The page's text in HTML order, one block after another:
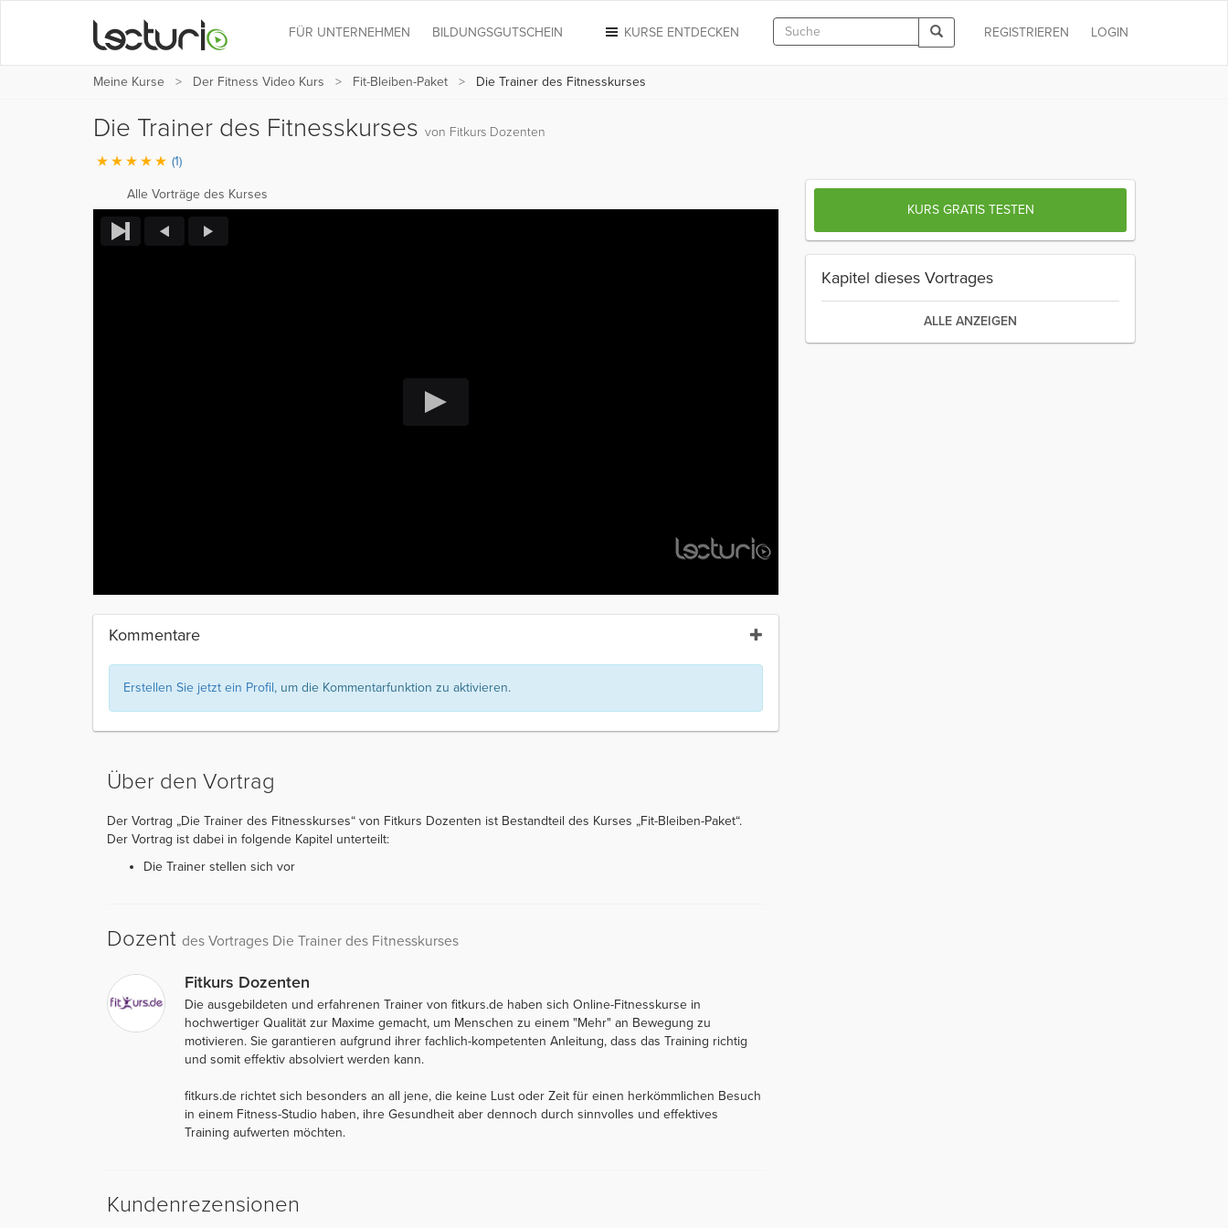
LOGIN
REGISTRIEREN
KURSE ENTDECKEN
FÜR UNTERNEHMEN BILDUNGSGUTSCHEIN
Meine Kurse Der Fitness Video Kurs Fit-Bleiben-Paket Die Trainer des Fitnesskurses
Die Trainer des Fitnesskurses von Fitkurs Dozenten
(1)
Alle Vorträge des Kurses
Kommentare
Erstellen Sie jetzt ein Profil, um die Kommentarfunktion zu aktivieren.
Über den Vortrag
Der Vortrag „Die Trainer des Fitnesskurses“ von Fitkurs Dozenten ist Bestandteil des Kurses „Fit-Bleiben-Paket“.
Der Vortrag ist dabei in folgende Kapitel unterteilt:
Die Trainer stellen sich vor
Dozent des Vortrages Die Trainer des Fitnesskurses
Fitkurs Dozenten
Die ausgebildeten und erfahrenen Trainer von fitkurs.de haben sich Online-Fitnesskurse in
hochwertiger Qualität zur Maxime gemacht, um Menschen zu einem "Mehr" an Bewegung zu
motivieren. Sie garantieren aufgrund ihrer fachlich-kompetenten Anleitung, dass das Training richtig
und somit effektiv absolviert werden kann.
fitkurs.de richtet sich besonders an all jene, die keine Lust oder Zeit für einen herkömmlichen Besuch
in einem Fitness-Studio haben, ihre Gesundheit aber dennoch durch sinnvolles und effektives
Training aufwerten möchten.
Kundenrezensionen
KURS GRATIS TESTEN
Kapitel dieses Vortrages
ALLE ANZEIGEN